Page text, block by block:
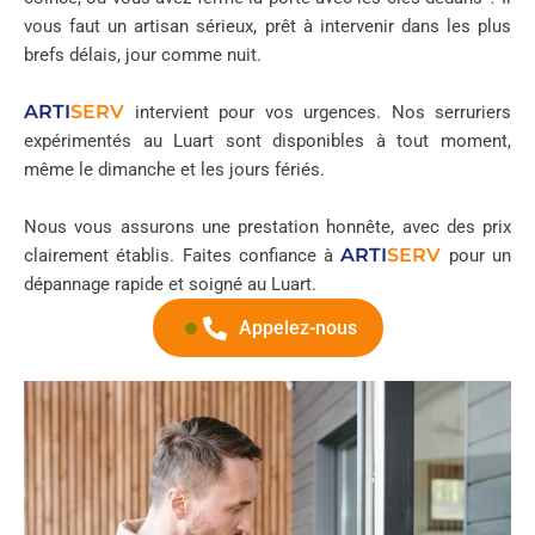
vous faut un artisan sérieux, prêt à intervenir dans les plus
brefs délais, jour comme nuit.
ARTISERV intervient pour vos urgences. Nos serruriers
expérimentés au Luart sont disponibles à tout moment,
même le dimanche et les jours fériés.
Nous vous assurons une prestation honnête, avec des prix
clairement établis. Faites confiance àARTISERV pour un
dépannage rapide et soigné au Luart.
Appelez-nous